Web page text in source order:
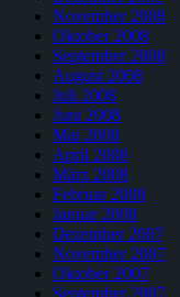
November 2008
Oktober 2008
September 2008
August 2008
Juli 2008
Juni 2008
Mai 2008
April 2008
März 2008
Februar 2008
Januar 2008
Dezember 2007
November 2007
Oktober 2007